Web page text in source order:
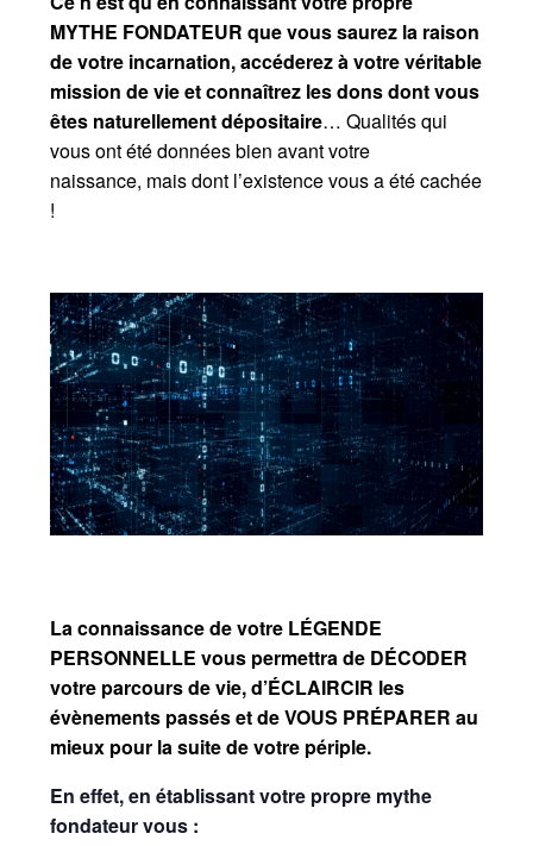
MYTHE FONDATEUR que vous saurez la raison
de votre incarnation, accéderez à votre véritable
mission de vie et connaîtrez les dons dont vous
êtes naturellement dépositaire… Qualités qui
vous ont été données bien avant votre
naissance, mais dont l’existence vous a été cachée
!
La connaissance de votre LÉGENDE
PERSONNELLE vous permettra de DÉCODER
votre parcours de vie, d’ÉCLAIRCIR les
évènements passés et de VOUS PRÉPARER au
mieux pour la suite de votre périple.
En effet, en établissant votre propre mythe
fondateur vous :